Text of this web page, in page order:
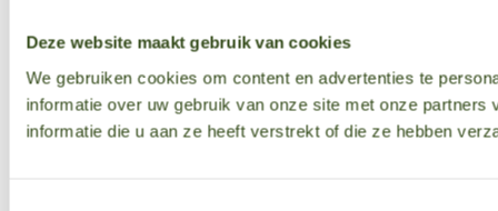
Deze website maakt gebruik van cookies
We gebruiken cookies om content en advertenties te
informatie over uw gebruik van onze site met onze
informatie die u aan ze heeft verstrekt of die ze hebben